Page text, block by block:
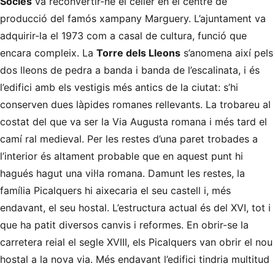
producció del famós xampany Marguery. L’ajuntament va
adquirir-la el 1973 com a casal de cultura, funció que
encara compleix. La Torre dels Lleons s’anomena així pels
dos lleons de pedra a banda i banda de l’escalinata, i és
l’edifici amb els vestigis més antics de la ciutat: s’hi
conserven dues làpides romanes rellevants. La trobareu al
costat del que va ser la Via Augusta romana i més tard el
camí ral medieval. Per les restes d’una paret trobades a
l’interior és altament probable que en aquest punt hi
hagués hagut una vil·la romana. Damunt les restes, la
família Picalquers hi aixecaria el seu castell i, més
endavant, el seu hostal. L’estructura actual és del XVI, tot i
que ha patit diversos canvis i reformes. En obrir-se la
carretera reial el segle XVIII, els Picalquers van obrir el nou
hostal a la nova via. Més endavant l’edifici tindria multitud